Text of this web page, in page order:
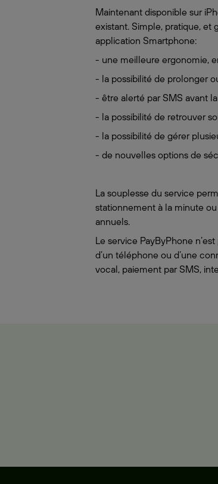
Maintenant disponible sur
existant. Simple, pratique, et
application Smartphone:
- une meilleure ergonomie,
- la possibilité de prolonger
- être alerté par SMS avant
- la possibilité de retrouver
- la possibilité de gérer
- de nouvelles options de
La souplesse du service
stationnement à la minute
annuels.
Le service PayByPhone
d’un téléphone ou d’une
vocal, paiement par SMS,